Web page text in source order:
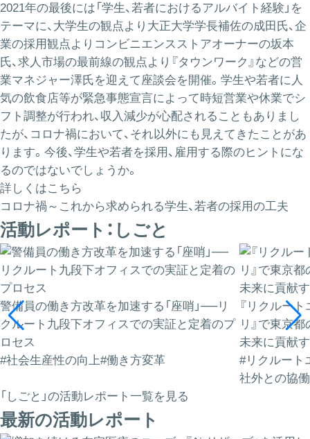
2021年の最後には「学生、若者におけるアルバイト経験」を
テーマに、大学生の観点より大正大学学長補佐の成田氏、企
業の採用観点よりコンビニエンスストアオーナーの坂本
氏、求人市場の最前線の観点より『タウンワーク』などの営
業マネジャー澤氏を迎えて座談会を開催。学生や若者に人
気の飲食店等が緊急事態宣言によって時短営業や休業でシ
フト調整が行われ、収入減少が心配されることもありまし
たが、コロナ禍において、それ以外にも見えてきたことがあ
ります。今後、学生や若者を採用、雇用する際のヒントにな
るのではないでしょうか。
詳しくはこちら
コロナ禍～これから求められる学生、若者の採用の工夫
活動レポート：しごと
警備員の働き方改革を加速する「座哨」──リ
クルート九段下オフィスでの実証と定着のプ
ロセス
#社会生産性の向上#働き方変革
『リクルー
リ』で東京
未来に貢献
#リクルート
社外との協働
「しごと」の活動レポート一覧を見る
最新の活動レポート